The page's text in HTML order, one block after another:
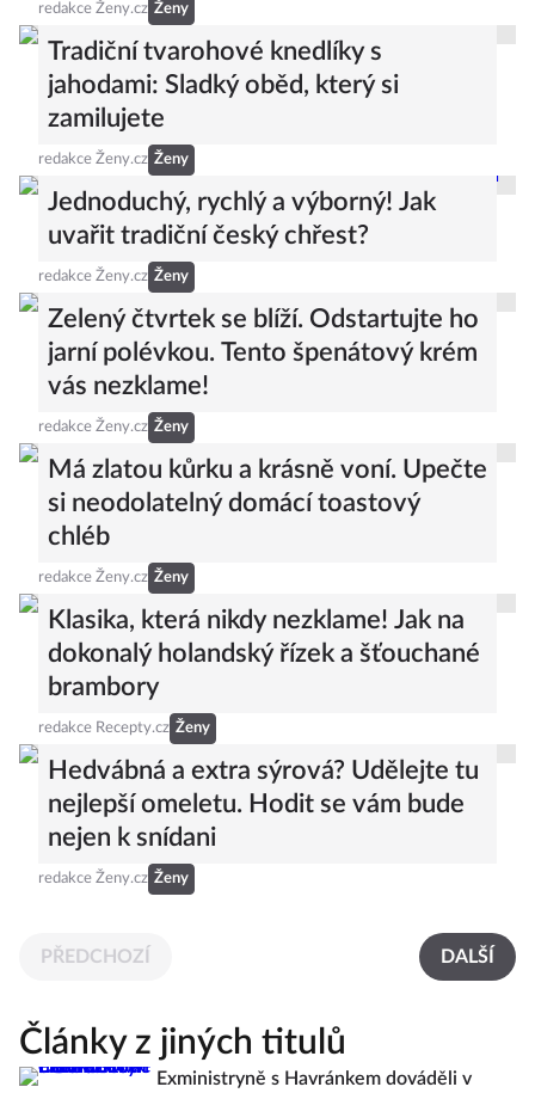
redakce Ženy.cz Ženy
Tradiční tvarohové knedlíky s
jahodami: Sladký oběd, který si
zamilujete
redakce Ženy.cz Ženy
Jednoduchý, rychlý a výborný! Jak
uvařit tradiční český chřest?
redakce Ženy.cz Ženy
Zelený čtvrtek se blíží. Odstartujte ho
jarní polévkou. Tento špenátový krém
vás nezklame!
redakce Ženy.cz Ženy
Má zlatou kůrku a krásně voní. Upečte
si neodolatelný domácí toastový
chléb
redakce Ženy.cz Ženy
Klasika, která nikdy nezklame! Jak na
dokonalý holandský řízek a šťouchané
brambory
redakce Recepty.cz Ženy
Hedvábná a extra sýrová? Udělejte tu
nejlepší omeletu. Hodit se vám bude
nejen k snídani
redakce Ženy.cz Ženy
PŘEDCHOZÍ DALŠÍ
Články z jiných titulů
Exministryně s Havránkem dováděli v